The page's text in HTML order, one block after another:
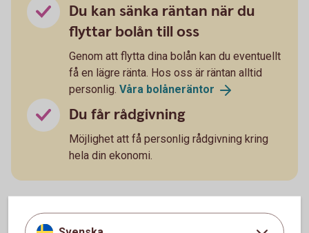
Du kan sänka räntan när du
flyttar bolån till oss
Genom att flytta dina bolån kan du eventuellt
få en lägre ränta. Hos oss är räntan alltid
personlig. Våra bolåneräntor
Du får rådgivning
Möjlighet att få personlig rådgivning kring
hela din ekonomi.